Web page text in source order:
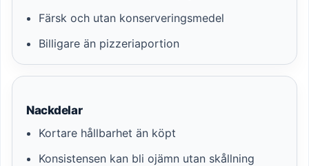
Färsk och utan konserveringsmedel
Billigare än pizzeriaportion
Nackdelar
Kortare hållbarhet än köpt
Konsistensen kan bli ojämn utan skållning